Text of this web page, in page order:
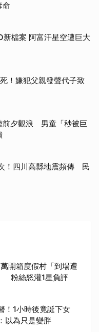
命
新檔案 阿富汗星空遭巨大
！嫌犯父親發聲代子致
前夕觀浪 男童「秒被巨
！四川高縣地震頻傳 民
開箱度假村「到場遭
粉絲怒灌1星負評
！1小時後竟誕下女
為只是變胖